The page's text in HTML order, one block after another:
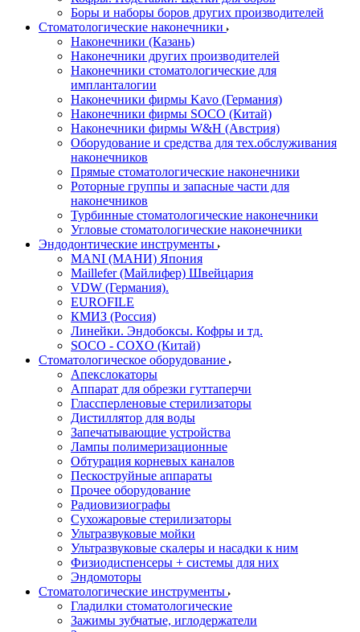
Боры и наборы боров других производителей
Стоматологические наконечники
Наконечники (Казань)
Наконечники других производителей
Наконечники стоматологические для
импланталогии
Наконечники фирмы Kavo (Германия)
Наконечники фирмы SOCO (Китай)
Наконечники фирмы W&H (Австрия)
Оборудование и средства для тех.обслуживания
наконечников
Прямые стоматологические наконечники
Роторные группы и запасные части для
наконечников
Турбинные стоматологические наконечники
Угловые стоматологические наконечники
Эндодонтические инструменты
MANI (МАНИ) Япония
Maillefer (Майлифер) Швейцария
VDW (Германия).
EUROFILE
КМИЗ (Россия)
Линейки. Эндобоксы. Кофры и тд.
SOCO - COXO (Китай)
Стоматологическое оборудование
Апекслокаторы
Аппарат для обрезки гуттаперчи
Глассперленовые стерилизаторы
Дистиллятор для воды
Запечатывающие устройства
Лампы полимеризационные
Обтурация корневых каналов
Пескоструйные аппараты
Прочее оборудование
Радиовизиографы
Сухожаровые стерилизаторы
Ультразвуковые мойки
Ультразвуковые скалеры и насадки к ним
Физиодиспенсеры + системы для них
Эндомоторы
Стоматологические инструменты
Гладилки стоматологические
Зажимы зубчатые, иглодержатели